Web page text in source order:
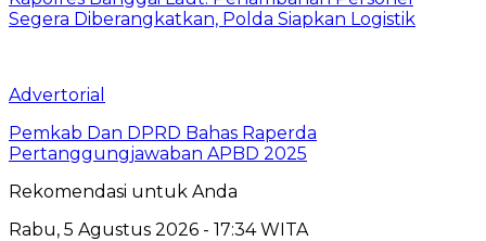
Segera Diberangkatkan, Polda Siapkan Logistik
Advertorial
Pemkab Dan DPRD Bahas Raperda
Pertanggungjawaban APBD 2025
Rekomendasi untuk Anda
Rabu, 5 Agustus 2026 - 17:34 WITA